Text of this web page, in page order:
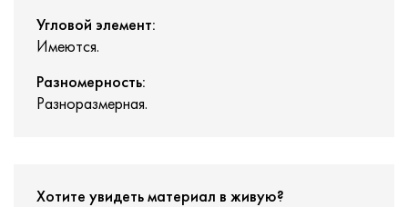
Угловой элемент:
Имеются.
Разномерность:
Разноразмерная.
Хотите увидеть материал в живую?